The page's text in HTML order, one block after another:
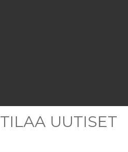
TILAA UUTISET